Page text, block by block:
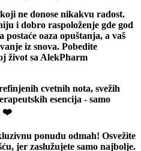
ne donose nikakvu radost.
i dobro raspoloženje gde god
oaza opuštanja, a vaš
iz snova. Pobedite
život sa AlekPharm
cvetnih nota, svežih
esencija - samo
❤️
ponudu odmah! Osvežite
jer zaslužujete samo najbolje.